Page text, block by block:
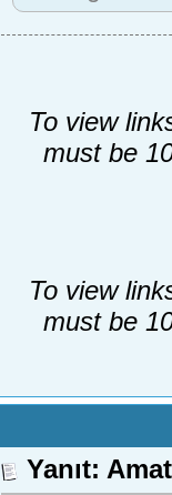
To view
must be
To view
must be
Yanıt: